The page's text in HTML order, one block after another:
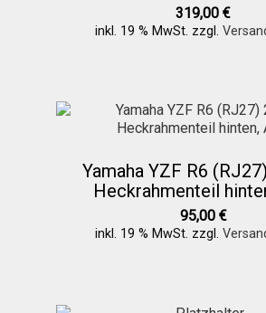
319,00 €
inkl. 19 % MwSt. zzgl.
Yamaha YZF R6
Heckrahmenteil
95,00 €
inkl. 19 % MwSt. zzgl.